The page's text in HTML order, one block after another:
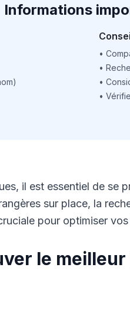
Informations
•
•
•
•
il est essentiel de se
sur place, la
pour optimiser
le